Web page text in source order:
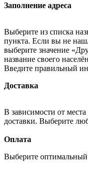
Заполнение адреса
Выберите из списка
пункта. Если вы не
выберите значение
название своего
Введите правильный
Доставка
В зависимости от
доставки. Выберите
Оплата
Выберите